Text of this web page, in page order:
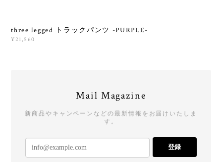
three legged トラックパンツ -PURPLE-
¥21,560
Mail Magazine
新商品やキャンペーンなどの最新情報をお届けいたしま
す。
登録